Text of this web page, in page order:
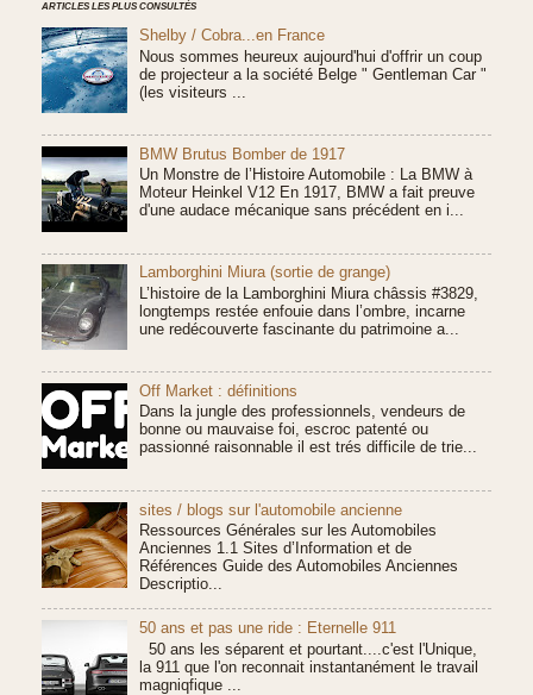
ARTICLES LES PLUS CONSULTÉS
Shelby / Cobra...en France
Nous sommes heureux aujourd'hui d'offrir un coup
de projecteur a la société Belge " Gentleman Car "
(les visiteurs ...
BMW Brutus Bomber de 1917
Un Monstre de l’Histoire Automobile : La BMW à
Moteur Heinkel V12 En 1917, BMW a fait preuve
d'une audace mécanique sans précédent en i...
Lamborghini Miura (sortie de grange)
L’histoire de la Lamborghini Miura châssis #3829,
longtemps restée enfouie dans l’ombre, incarne
une redécouverte fascinante du patrimoine a...
Off Market : définitions
Dans la jungle des professionnels, vendeurs de
bonne ou mauvaise foi, escroc patenté ou
passionné raisonnable il est trés difficile de trie...
sites / blogs sur l'automobile ancienne
Ressources Générales sur les Automobiles
Anciennes 1.1 Sites d’Information et de
Références Guide des Automobiles Anciennes
Descriptio...
50 ans et pas une ride : Eternelle 911
50 ans les séparent et pourtant....c'est l'Unique,
la 911 que l'on reconnait instantanément le travail
magniqfique ...